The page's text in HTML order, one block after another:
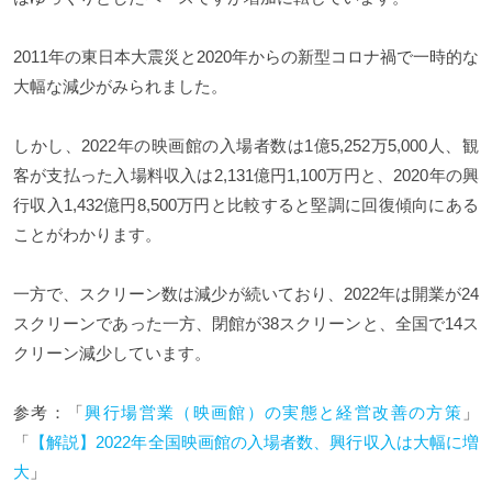
2011年の東日本大震災と2020年からの新型コロナ禍で一時的な
大幅な減少がみられました。
しかし、2022年の映画館の入場者数は1億5,252万5,000人、観
客が支払った入場料収入は2,131億円1,100万円と、2020年の興
行収入1,432億円8,500万円と比較すると堅調に回復傾向にある
ことがわかります。
一方で、スクリーン数は減少が続いており、2022年は開業が24
スクリーンであった一方、閉館が38スクリーンと、全国で14ス
クリーン減少しています。
参考：「興行場営業（映画館）の実態と経営改善の方策 」
「 【解説】2022年全国映画館の入場者数、興行収入は大幅に増
大 」